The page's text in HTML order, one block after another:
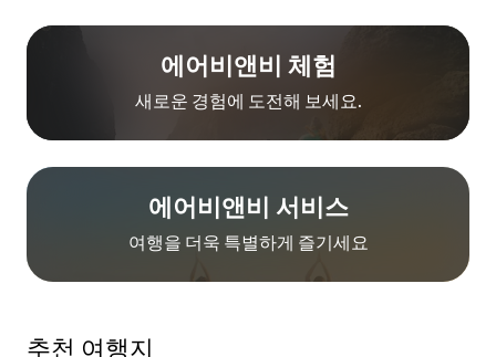
에어비앤비 체험
새로운 경험에 도전해 보세요.
에어비앤비 서비스
여행을 더욱 특별하게 즐기세요
추천 여행지